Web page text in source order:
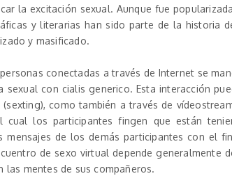
la excitación sexual. Aunque fue
y literarias han sido parte de la historia
y masificado.
conectadas a través de Internet se
sexual con cialis generico. Esta interacción
como también a través de
los participantes fingen que están
mensajes de los demás participantes con el
de sexo virtual depende generalmente
las mentes de sus compañeros.